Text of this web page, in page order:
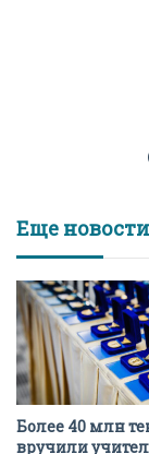
Еще новости
Более 40 млн
вручили